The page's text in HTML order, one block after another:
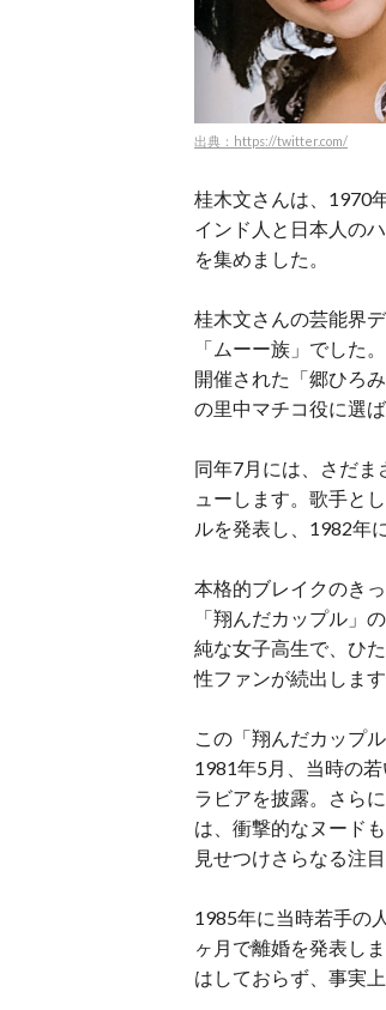
出典：https://twitter.com/
桂木文さんは、1970
インド人と日本人の
を集めました。
桂木文さんの芸能界
「ムーー族」でした
開催された「郷ひろ
の里中マチコ役に選
同年7月には、さだ
ューします。歌手と
ルを発表し、1982年
本格的ブレイクのき
「翔んだカップル」
純な女子高生で、ひ
性ファンが続出します
この「翔んだカップ
1981年5月、当時の
ラビアを披露。さら
は、衝撃的なヌード
見せつけさらなる注
1985年に当時若手の
ヶ月で離婚を発表し
はしておらず、事実